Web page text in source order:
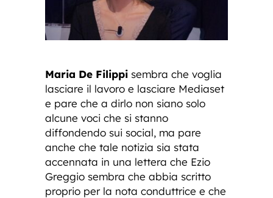
Maria De Filippi sembra che voglia
lasciare il lavoro e lasciare Mediaset
e pare che a dirlo non siano solo
alcune voci che si stanno
diffondendo sui social, ma pare
anche che tale notizia sia stata
accennata in una lettera che Ezio
Greggio sembra che abbia scritto
proprio per la nota conduttrice e che